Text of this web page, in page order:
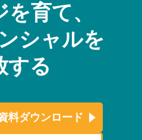
育て、
シャルを
する
料ダウンロード